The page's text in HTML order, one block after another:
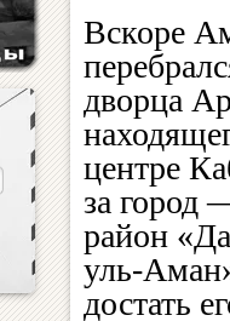
Вскоре
дворца
центре
за город
район
уль-
достать